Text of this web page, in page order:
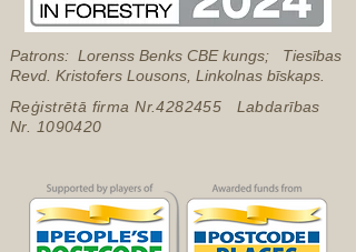
Patrons: Lorenss Benks CBE kungs; Tiesības
Revd. Kristofers Lousons, Linkolnas bīskaps.
Reģistrētā firma Nr.4282455 Labdarības
Nr.
1090420